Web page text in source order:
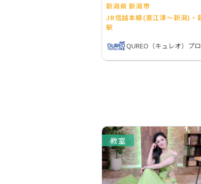
新潟県 新潟市
JR信越本線(直江津～新潟)・
駅
教室